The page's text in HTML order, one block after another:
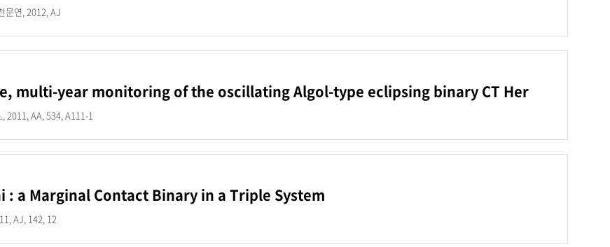
문연, 2012, AJ
multi-year monitoring of the oscillating Algol-type eclipsing binary CT Her
2011, AA, 534, A111-1
: a Marginal Contact Binary in a Triple System
AJ, 142, 12